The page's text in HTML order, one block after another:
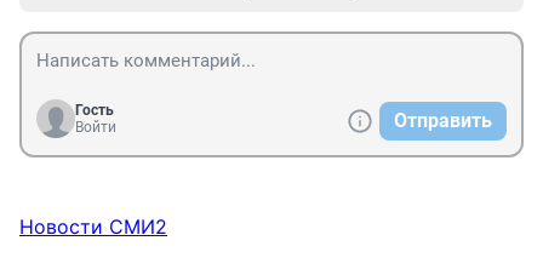
Гость
Войти
Отправить
Новости СМИ2